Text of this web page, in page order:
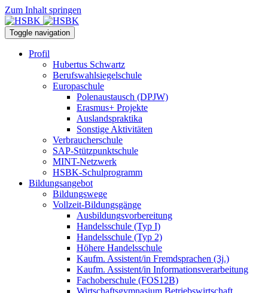
Zum Inhalt springen
Toggle navigation
Profil
Hubertus Schwartz
Berufswahlsiegelschule
Europaschule
Polenaustausch (DPJW)
Erasmus+ Projekte
Auslandspraktika
Sonstige Aktivitäten
Verbraucherschule
SAP-Stützpunktschule
MINT-Netzwerk
HSBK-Schulprogramm
Bildungsangebot
Bildungswege
Vollzeit-Bildungsgänge
Ausbildungsvorbereitung
Handelsschule (Typ I)
Handelsschule (Typ 2)
Höhere Handelsschule
Kaufm. Assistent/in­ Fremdsprachen (3j.)
Kaufm. Assistent/in Informationsverarbeitung
Fachoberschule (FOS12B)
Wirtschaftsgymnasium Betriebswirtschaft